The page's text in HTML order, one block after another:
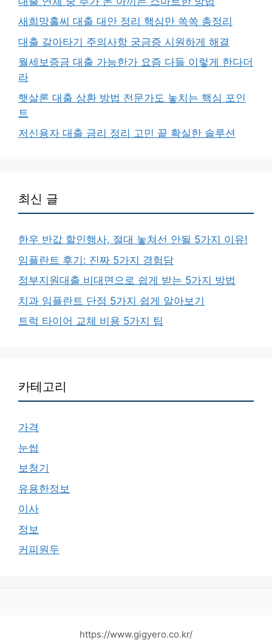
새희망홀씨 대출 대안 정리 핵심만 쏙쏙 총정리
대출 갈아타기 주의사항 궁금증 시원하게 해결
월세보증금 대출 가능한가 요즘 다들 이렇게 한다더
라
햇살론 대출 상환 방법 전문가도 놓치는 핵심 포인
트
저신용자 대출 금리 정리 고민 끝 확실한 솔루션
최신 글
한우 반값 할인행사, 절대 놓쳐선 안될 5가지 이유!
임플란트 후기: 진짜 5가지 경험담
정부지원대출 비대면으로 쉽게 받는 5가지 방법
치과 임플란트 단점 5가지 쉽게 알아보기
트럭 타이어 교체 비용 5가지 팁
카테고리
가격
눈썹
보청기
유용한정보
이사
정보
커피원두
https://www.gigyero.co.kr/